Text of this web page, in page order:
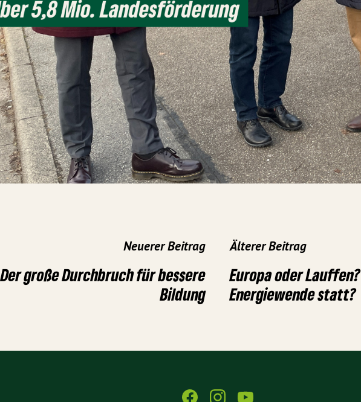
Neuerer Beitrag
Der große Durchbruch für bessere
Bildung
Älterer Beitrag
Europa oder
Energiewende statt?